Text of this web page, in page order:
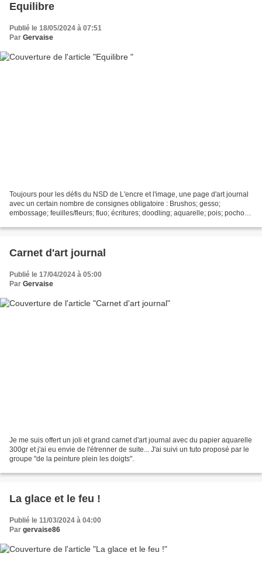
Equilibre
Publié le 18/05/2024 à 07:51
Par Gervaise
Toujours pour les défis du NSD de L'encre et l'image, une page d'art journal
avec un certain nombre de consignes obligatoire : Brushos; gesso;
embossage; feuilles/fleurs; fluo; écritures; doodling; aquarelle; pois; pochoir;
Carnet d'art journal
Publié le 17/04/2024 à 05:00
Par Gervaise
Je me suis offert un joli et grand carnet d'art journal avec du papier aquarelle
300gr et j'ai eu envie de l'étrenner de suite... J'ai suivi un tuto proposé par le
groupe "de la peinture plein les doigts".
La glace et le feu !
Publié le 11/03/2024 à 04:00
Par gervaise86